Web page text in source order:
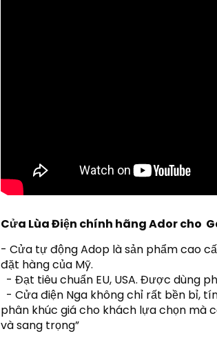
Cửa Lùa Điện chính hãng Ador cho
- Cửa tự động Adop là sản phẩm cao
đặt hàng của Mỹ.
  - Cửa điện Nga không chỉ rất bền bỉ,
phân khúc giá cho khách lựa chọn mà
và sang trọng”